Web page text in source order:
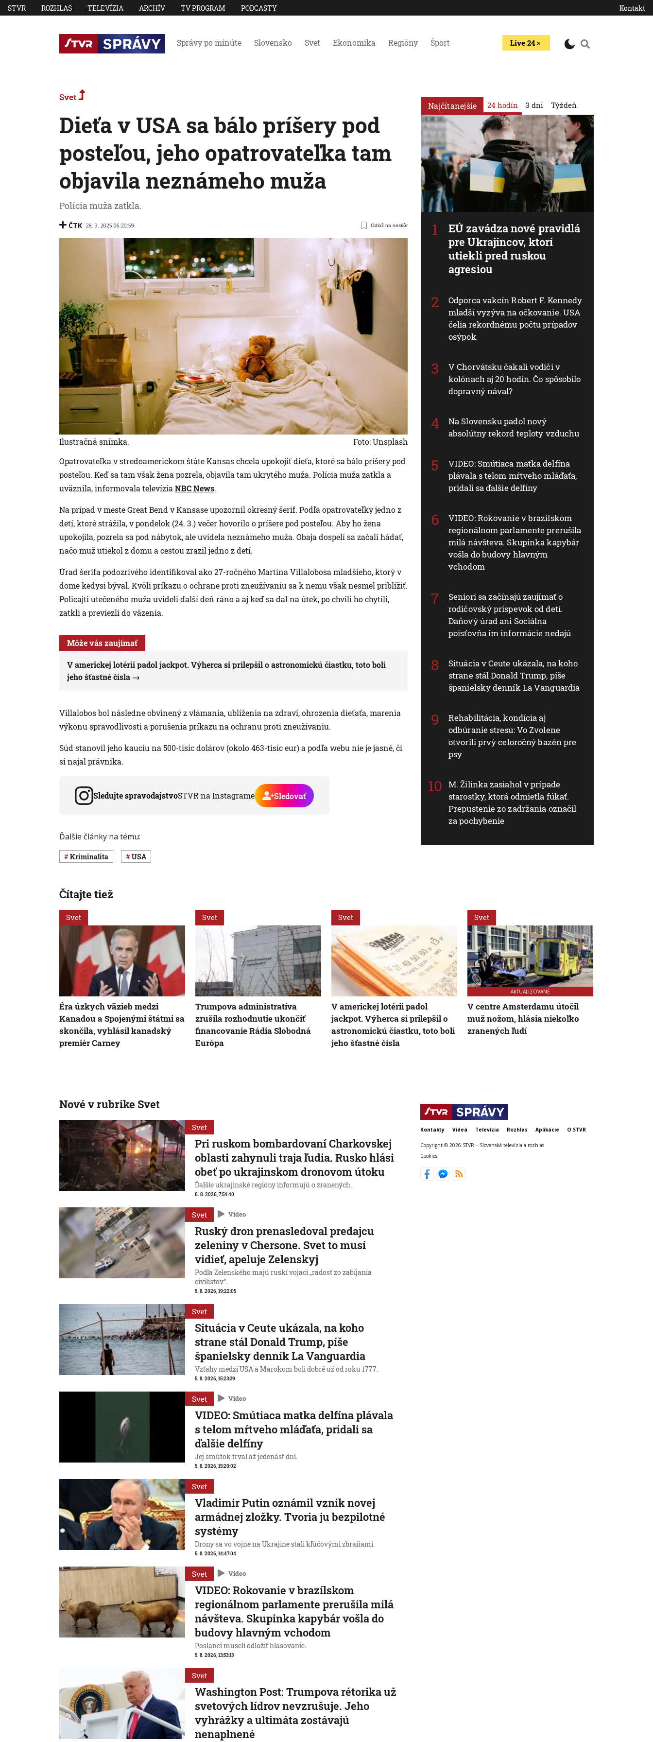
STVR ROZHLAS TELEVÍZIA ARCHÍV TV PROGRAM PODCASTY Kontakt
Správy po minúte Slovensko Svet Ekonomika Regióny Šport Live 24
Svet
Dieťa v USA sa bálo príšery pod
posteľou, jeho opatrovateľka tam
objavila neznámeho muža
Polícia muža zatkla.
ČTK 28. 3. 2025 06:20:59 Odlož na neskôr
Ilustračná snímka.
Foto: Unsplash
Opatrovateľka v stredoamerickom štáte Kansas chcela upokojiť dieťa, ktoré sa bálo príšery pod
posteľou. Keď sa tam však žena pozrela, objavila tam ukrytého muža. Polícia muža zatkla a
uväznila, informovala televízia NBC News.
Na prípad v meste Great Bend v Kansase upozornil okresný šerif. Podľa opatrovateľky jedno z
detí, ktoré strážila, v pondelok (24. 3.) večer hovorilo o príšere pod posteľou. Aby ho žena
upokojila, pozrela sa pod nábytok, ale uvidela neznámeho muža. Obaja dospelí sa začali hádať,
načo muž utiekol z domu a cestou zrazil jedno z detí.
Úrad šerifa podozrivého identifikoval ako 27-ročného Martina Villalobosa mladšieho, ktorý v
dome kedysi býval. Kvôli príkazu o ochrane proti zneužívaniu sa k nemu však nesmel priblížiť.
Policajti utečeného muža uvideli ďalší deň ráno a aj keď sa dal na útek, po chvíli ho chytili,
zatkli a previezli do väzenia.
Môže vás zaujímať
V americkej lotérii padol jackpot. Výherca si prilepšil o astronomickú čiastku, toto boli
jeho šťastné čísla
Villalobos bol následne obvinený z vlámania, ublíženia na zdraví, ohrozenia dieťaťa, marenia
výkonu spravodlivosti a porušenia príkazu na ochranu proti zneužívaniu.
Súd stanovil jeho kauciu na 500-tisíc dolárov (okolo 463-tisíc eur) a podľa webu nie je jasné, či
si najal právnika.
Sledujte spravodajstvoSTVR na Instagrame Sledovať
Ďalšie články na tému:
Kriminalita USA
Najčítanejšie 24 hodín
EÚ zavádza nové pravidlá
pre Ukrajincov, ktorí
utiekli pred ruskou
agresiou
Odporca vakcín Robert F. Kennedy
mladší vyzýva na očkovanie. USA
čelia rekordnému počtu prípadov
osýpok
V Chorvátsku čakali vodiči v
kolónach aj 20 hodín. Čo spôsobilo
dopravný nával?
Na Slovensku padol nový
absolútny rekord teploty vzduchu
VIDEO: Smútiaca matka delfína
plávala s telom mŕtveho mláďaťa,
pridali sa ďalšie delfíny
VIDEO: Rokovanie v brazílskom
regionálnom parlamente prerušila
milá návšteva. Skupinka kapybár
vošla do budovy hlavným
vchodom
Seniori sa začínajú zaujímať o
rodičovský príspevok od detí.
Daňový úrad ani Sociálna
poisťovňa im informácie nedajú
Situácia v Ceute ukázala, na koho
strane stál Donald Trump, píše
španielsky denník La Vanguardia
Rehabilitácia, kondícia aj
odbúranie stresu: Vo Zvolene
otvorili prvý celoročný bazén pre
psy
M. Žilinka zasiahol v prípade
starostky, ktorá odmietla fúkať.
Prepustenie zo zadržania označil
za pochybenie
3 dni Týždeň
Čítajte tiež
Svet
Éra úzkych väzieb medzi
Kanadou a Spojenými štátmi sa
skončila, vyhlásil kanadský
premiér Carney
Svet
Trumpova administratíva
zrušila rozhodnutie ukončiť
financovanie Rádia Slobodná
Európa
Svet
V americkej lotérii padol
jackpot. Výherca si prilepšil o
astronomickú čiastku, toto boli
jeho šťastné čísla
Svet
AKTUALIZOVANÉ
V centre Amsterdamu útočil
muž nožom, hlásia niekoľko
zranených ľudí
Nové v rubrike Svet
Svet
Pri ruskom bombardovaní Charkovskej
oblasti zahynuli traja ľudia. Rusko hlási
obeť po ukrajinskom dronovom útoku
Ďalšie ukrajinské regióny informujú o zranených.
6. 8. 2026, 7:54:40
Svet Video
Ruský dron prenasledoval predajcu
zeleniny v Chersone. Svet to musí
vidieť, apeluje Zelenskyj
Podľa Zelenského majú ruskí vojaci „radosť zo zabíjania
civilistov“.
5. 8. 2026, 19:22:05
Svet
Situácia v Ceute ukázala, na koho
strane stál Donald Trump, píše
španielsky denník La Vanguardia
Vzťahy medzi USA a Marokom boli dobré už od roku 1777.
5. 8. 2026, 15:23:39
Svet Video
VIDEO: Smútiaca matka delfína plávala
s telom mŕtveho mláďaťa, pridali sa
ďalšie delfíny
Jej smútok trval až jedenásť dní.
5. 8. 2026, 15:20:02
Svet
Vladimir Putin oznámil vznik novej
armádnej zložky. Tvoria ju bezpilotné
systémy
Drony sa vo vojne na Ukrajine stali kľúčovými zbraňami.
5. 8. 2026, 14:47:04
Svet Video
VIDEO: Rokovanie v brazílskom
regionálnom parlamente prerušila milá
návšteva. Skupinka kapybár vošla do
budovy hlavným vchodom
Poslanci museli odložiť hlasovanie.
5. 8. 2026, 13:53:13
Svet
Washington Post: Trumpova rétorika už
svetových lídrov nevzrušuje. Jeho
vyhrážky a ultimáta zostávajú
nenaplnené
Kontakty Videá Televízia Rozhlas Aplikácie O STVR
Copyright © 2026 STVR – Slovenská televízia a rozhlas
Cookies